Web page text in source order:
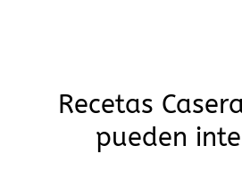
Recetas
pueden